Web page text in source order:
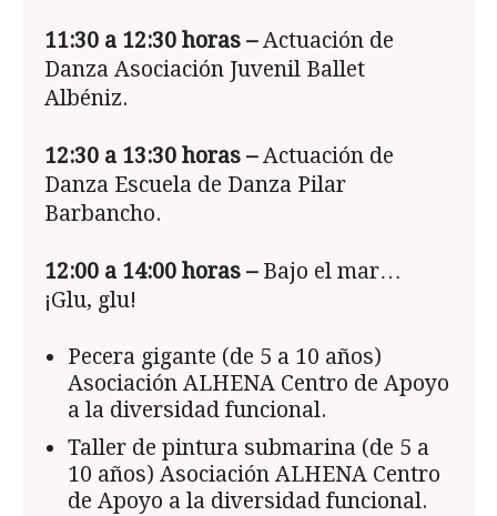
11:30 a 12:30 horas –Actuación de
Danza Asociación Juvenil Ballet
Albéniz.
12:30 a 13:30 horas –Actuación de
Danza Escuela de Danza Pilar
Barbancho.
12:00 a 14:00 horas –Bajo el mar…
¡Glu, glu!
Pecera gigante (de 5 a 10 años)
Asociación ALHENA Centro de Apoyo
a la diversidad funcional.
Taller de pintura submarina (de 5 a
10 años) Asociación ALHENA Centro
de Apoyo a la diversidad funcional.